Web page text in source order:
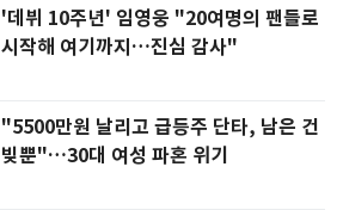
'데뷔 10주년' 임영웅 "20여명의 팬들로
시작해 여기까지…진심 감사"
"5500만원 날리고 급등주 단타, 남은 건
빚뿐"…30대 여성 파혼 위기